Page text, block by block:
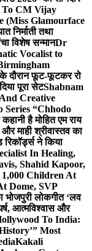
To CM Vijay
(Miss Glamourface
निर्माती तथा
विशेष सन्मानDr
Vocalist to
के दौरान फूट-फूटकर रो
पूरा सेटShabnam
Creative
“Chhodo
है मोहित एम राय
माही श्रीवास्तव का
रिकॉर्ड्स ने किया
In Healing,
Shahid Kapoor,
Children At
Dome, SVP
भोजपुरी लोकगीत ‘लव
आत्मविश्वास और
To India:
Most
Kakali